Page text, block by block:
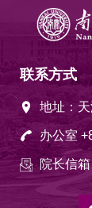
联系方式
地址：
办公室
院长信